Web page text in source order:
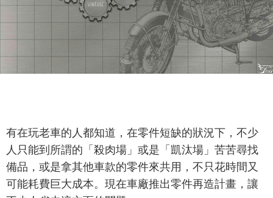
有在玩老車的人都知道，在零件短缺的狀況下，不少
人只能到所謂的「殺肉場」或是「凱汰場」苦苦尋找
備品，或是拿其他車款的零件來共用，不只花時間又
可能耗費巨大成本。現在車廠推出零件再造計畫，讓